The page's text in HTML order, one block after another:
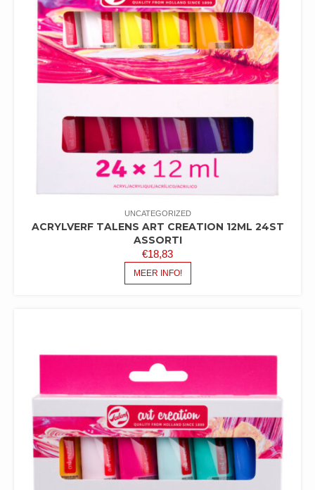
UNCATEGORIZED
ACRYLVERF TALENS ART CREATION 12ML 24ST
ASSORTI
€18,83
MEER INFO!